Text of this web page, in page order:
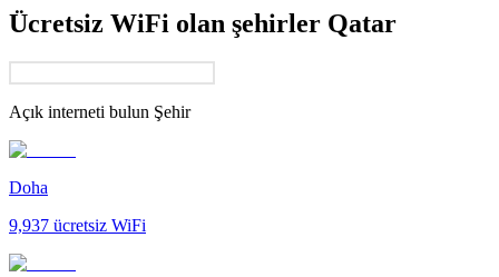
Ücretsiz WiFi olan şehirler Qatar
Açık interneti bulun Şehir
Doha
9,937 ücretsiz WiFi